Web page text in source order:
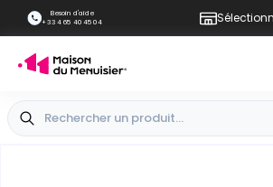
Besoin d'aide
+33 4 65 40 45 04